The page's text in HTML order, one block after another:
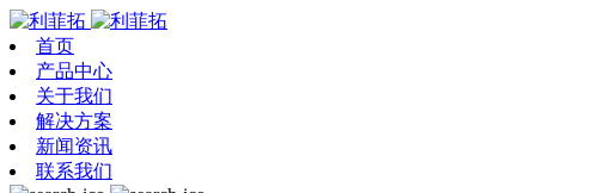
首页
产品中心
关于我们
解决方案
新闻资讯
联系我们